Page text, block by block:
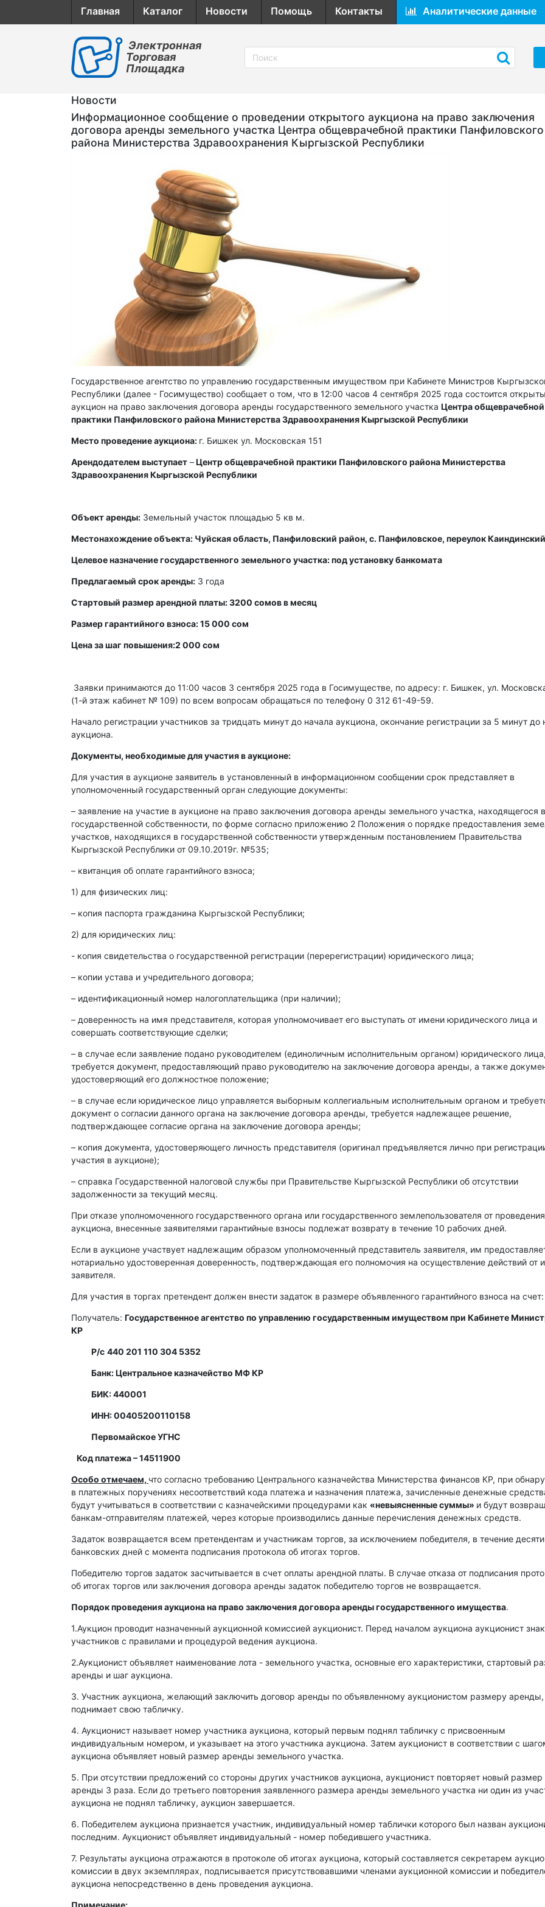
Главная Каталог Новости Помощь Контакты Аналитические данные
Электронная
Торговая
Площадка
Новости
Информационное сообщение о проведении открытого аукциона на право заключения
договора аренды земельного участка Центра общеврачебной практики Панфиловского
района Министерства Здравоохранения Кыргызской Республики
Государственное агентство по управлению государственным имуществом при Кабинете Министров
Республики (далее - Госимущество) сообщает о том, что в 12:00 часов 4 сентября 2025 года состоится
аукцион на право заключения договора аренды государственного земельного участка Центра общеврачебной
практики Панфиловского района Министерства Здравоохранения Кыргызской Республики
Место проведение аукциона: г. Бишкек ул. Московская 151
Арендодателем выступает –Центр общеврачебной практики Панфиловского района Министерства
Здравоохранения Кыргызской Республики
Объект аренды: Земельный участок площадью 5 кв м.
Местонахождение объекта: Чуйская область, Панфиловский район, с. Панфиловское, переулок
Целевое назначение государственного земельного участка: под установку банкомата
Предлагаемый срок аренды: 3 года
Стартовый размер арендной платы: 3200 сомов в месяц
Размер гарантийного взноса: 15 000 сом
Цена за шаг повышения:2 000 сом
Заявки принимаются до 11:00 часов 3 сентября 2025 года в Госимуществе, по адресу: г. Бишкек, ул.
(1-й этаж кабинет № 109) по всем вопросам обращаться по телефону 0 312 61-49-59.
Начало регистрации участников за тридцать минут до начала аукциона, окончание регистрации за 5 минут до
аукциона.
Документы, необходимые для участия в аукционе:
Для участия в аукционе заявитель в установленный в информационном сообщении срок представляет в
уполномоченный государственный орган следующие документы:
– заявление на участие в аукционе на право заключения договора аренды земельного участка, находящегося в
государственной собственности, по форме согласно приложению 2 Положения о порядке предоставления
участков, находящихся в государственной собственности утвержденным постановлением Правительства
Кыргызской Республики от 09.10.2019г. №535;
– квитанция об оплате гарантийного взноса;
1) для физических лиц:
– копия паспорта гражданина Кыргызской Республики;
2) для юридических лиц:
- копия свидетельства о государственной регистрации (перерегистрации) юридического лица;
– копии устава и учредительного договора;
– идентификационный номер налогоплательщика (при наличии);
– доверенность на имя представителя, которая уполномочивает его выступать от имени юридического лица и
совершать соответствующие сделки;
– в случае если заявление подано руководителем (единоличным исполнительным органом) юридического лица,
требуется документ, предоставляющий право руководителю на заключение договора аренды, а также
удостоверяющий его должностное положение;
– в случае если юридическое лицо управляется выборным коллегиальным исполнительным органом и
документ о согласии данного органа на заключение договора аренды, требуется надлежащее решение,
подтверждающее согласие органа на заключение договора аренды;
– копия документа, удостоверяющего личность представителя (оригинал предъявляется лично при
участия в аукционе);
– справка Государственной налоговой службы при Правительстве Кыргызской Республики об отсутствии
задолженности за текущий месяц.
При отказе уполномоченного государственного органа или государственного землепользователя от проведения
аукциона, внесенные заявителями гарантийные взносы подлежат возврату в течение 10 рабочих дней.
Если в аукционе участвует надлежащим образом уполномоченный представитель заявителя, им
нотариально удостоверенная доверенность, подтверждающая его полномочия на осуществление действий от
заявителя.
Для участия в торгах претендент должен внести задаток в размере объявленного гарантийного взноса на счет:
Получатель: Государственное агентство по управлению государственным имуществом при Кабинете
КР
Р/с 440 201 110 304 5352
Банк: Центральное казначейство МФ КР
БИК: 440001
ИНН: 00405200110158
Первомайское УГНС
Код платежа – 14511900
Особо отмечаем, что согласно требованию Центрального казначейства Министерства финансов КР, при
в платежных поручениях несоответствий кода платежа и назначения платежа, зачисленные денежные
будут учитываться в соответствии с казначейскими процедурами как «невыясненные суммы» и будут
банкам-отправителям платежей, через которые производились данные перечисления денежных средств.
Задаток возвращается всем претендентам и участникам торгов, за исключением победителя, в течение десяти
банковских дней с момента подписания протокола об итогах торгов.
Победителю торгов задаток засчитывается в счет оплаты арендной платы. В случае отказа от подписания
об итогах торгов или заключения договора аренды задаток победителю торгов не возвращается.
Порядок проведения аукциона на право заключения договора аренды государственного имущества.
1.Аукцион проводит назначенный аукционной комиссией аукционист. Перед началом аукциона аукционист
участников с правилами и процедурой ведения аукциона.
2.Аукционист объявляет наименование лота - земельного участка, основные его характеристики, стартовый
аренды и шаг аукциона.
3. Участник аукциона, желающий заключить договор аренды по объявленному аукционистом размеру аренды,
поднимает свою табличку.
4. Аукционист называет номер участника аукциона, который первым поднял табличку с присвоенным
индивидуальным номером, и указывает на этого участника аукциона. Затем аукционист в соответствии с
аукциона объявляет новый размер аренды земельного участка.
5. При отсутствии предложений со стороны других участников аукциона, аукционист повторяет новый размер
аренды 3 раза. Если до третьего повторения заявленного размера аренды земельного участка ни один из
аукциона не поднял табличку, аукцион завершается.
6. Победителем аукциона признается участник, индивидуальный номер таблички которого был назван
последним. Аукционист объявляет индивидуальный - номер победившего участника.
7. Результаты аукциона отражаются в протоколе об итогах аукциона, который составляется секретарем
комиссии в двух экземплярах, подписывается присутствовавшими членами аукционной комиссии и
аукциона непосредственно в день проведения аукциона.
Примечание: